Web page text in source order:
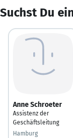
Suchst Du
Anne Schroeter
Assistenz der
Geschäftsleitung
Hamburg